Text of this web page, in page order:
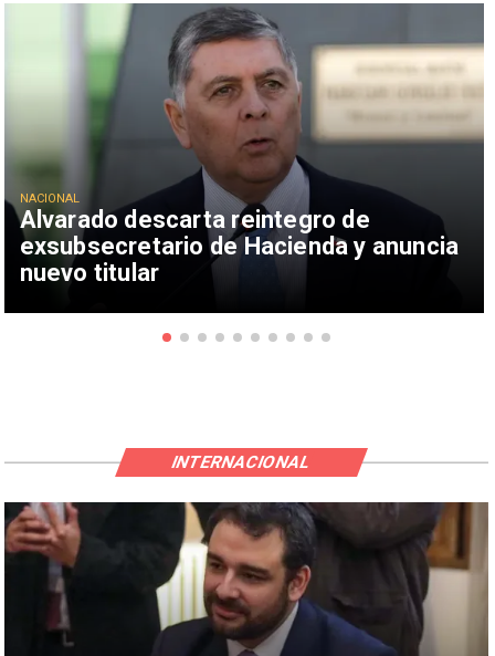
Alvarado descarta reintegro de
exsubsecretario de Hacienda y anuncia
nuevo titular
NACIONAL
INTERNACIONAL